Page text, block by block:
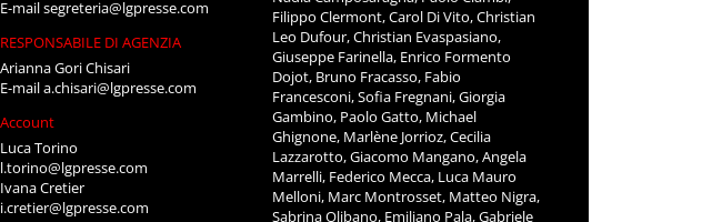
E-mailsegreteria@lgpresse.com
RESPONSABILE DI AGENZIA
Arianna Gori Chisari
E-maila.chisari@lgpresse.com
Account
Luca Torino
l.torino@lgpresse.com
Ivana Cretier
i.cretier@lgpresse.com
Filippo Clermont, Carol Di Vito, Christian
Leo Dufour, Christian Evaspasiano,
Giuseppe Farinella, Enrico Formento
Dojot, Bruno Fracasso, Fabio
Francesconi, Sofia Fregnani, Giorgia
Gambino, Paolo Gatto, Michael
Ghignone, Marlène Jorrioz, Cecilia
Lazzarotto, Giacomo Mangano, Angela
Marrelli, Federico Mecca, Luca Mauro
Melloni, Marc Montrosset, Matteo Nigra,
Sabrina Olibano, Emiliano Pala, Gabriele